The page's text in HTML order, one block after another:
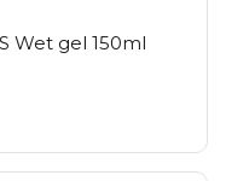
Wet gel 150ml